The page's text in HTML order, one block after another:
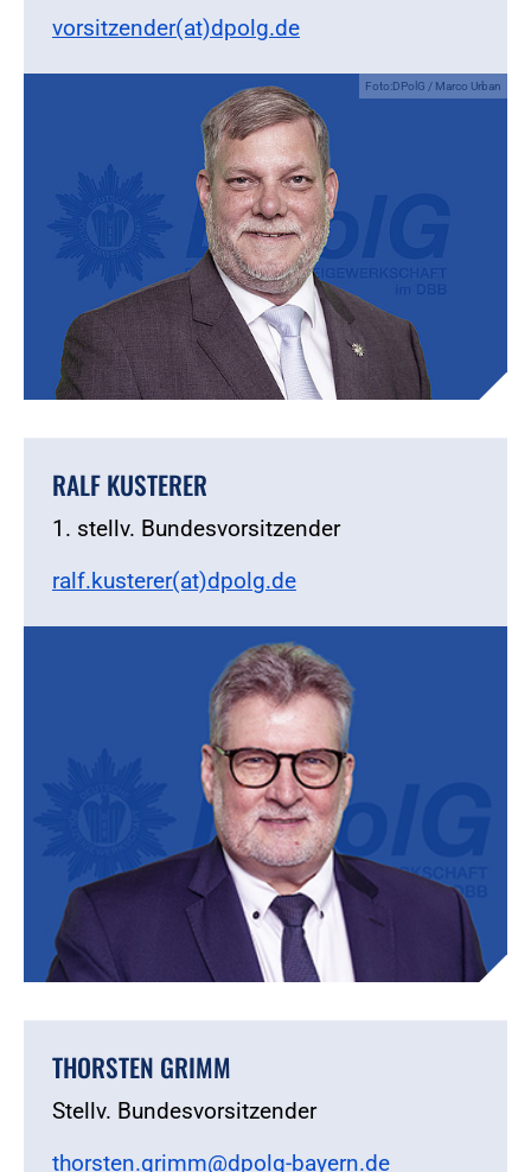
vorsitzender(at)dpolg.de
Foto:DPolG / Marco Urban
RALF KUSTERER
1. stellv. Bundesvorsitzender
ralf.kusterer(at)dpolg.de
THORSTEN GRIMM
Stellv. Bundesvorsitzender
thorsten.grimm@dpolg-bayern.de